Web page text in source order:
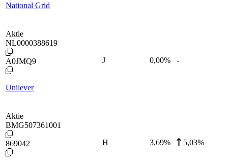
National Grid
Aktie
NL0000388619
A0JMQ9
Unilever
J 0,00% -
Aktie
BMG507361001
869042 H 3,69% 5,03%